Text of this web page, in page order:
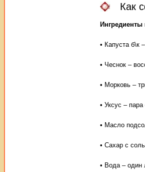
Как
• Капуста б\к
• Чеснок –
• Морковь –
• Уксус –
• Масло
• Сахар с
• Вода – один